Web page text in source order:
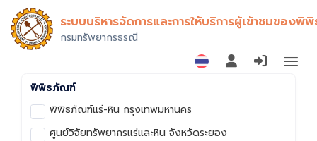
ระบบบริหารจัดการและการให้บริการผู้เข้าชมของ
กรมทรัพยากรธรณี
พิพิธภัณฑ์
พิพิธภัณฑ์แร่-หิน กรุงเทพมหานคร
ศูนย์วิจัยทรัพยากรแร่และหิน จังหวัดระยอง